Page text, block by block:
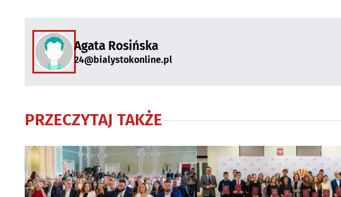
Agata Rosińska
24@bialystokonline.pl
PRZECZYTAJ TAKŻE